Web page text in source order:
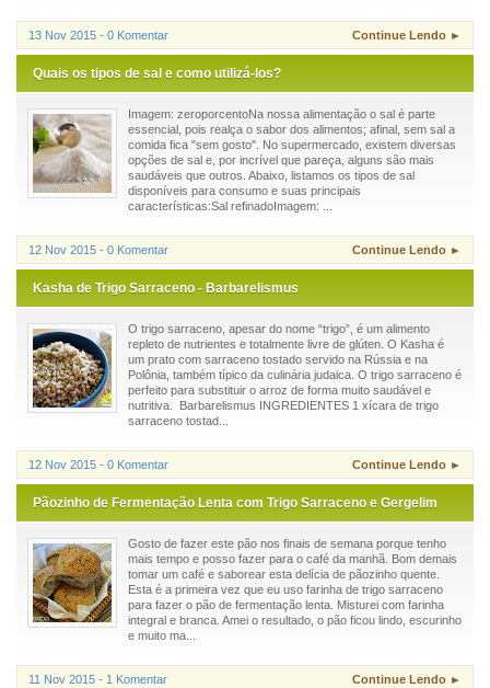
13 Nov 2015 - 0 Komentar Continue Lendo ►
Quais os tipos de sal e como utilizá-los?
Imagem: zeroporcentoNa nossa alimentação o sal é parte
essencial, pois realça o sabor dos alimentos; afinal, sem sal a
comida fica "sem gosto". No supermercado, existem diversas
opções de sal e, por incrível que pareça, alguns são mais
saudáveis que outros. Abaixo, listamos os tipos de sal
disponíveis para consumo e suas principais
características:Sal refinadoImagem: ...
12 Nov 2015 - 0 Komentar Continue Lendo ►
Kasha de Trigo Sarraceno - Barbarelismus
O trigo sarraceno, apesar do nome “trigo”, é um alimento
repleto de nutrientes e totalmente livre de glúten. O Kasha é
um prato com sarraceno tostado servido na Rússia e na
Polônia, também típico da culinária judaica. O trigo sarraceno é
perfeito para substituir o arroz de forma muito saudável e
nutritiva. Barbarelismus INGREDIENTES 1 xícara de trigo
sarraceno tostad...
12 Nov 2015 - 0 Komentar Continue Lendo ►
Pãozinho de Fermentação Lenta com Trigo Sarraceno e Gergelim
Gosto de fazer este pão nos finais de semana porque tenho
mais tempo e posso fazer para o café da manhã. Bom demais
tomar um café e saborear esta delícia de pãozinho quente.
Esta é a primeira vez que eu uso farinha de trigo sarraceno
para fazer o pão de fermentação lenta. Misturei com farinha
integral e branca. Amei o resultado, o pão ficou lindo, escurinho
e muito ma...
11 Nov 2015 - 1 Komentar Continue Lendo ►